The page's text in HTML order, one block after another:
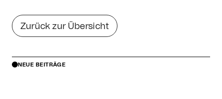
Zurück zur Übersicht
NEUE BEITRÄGE